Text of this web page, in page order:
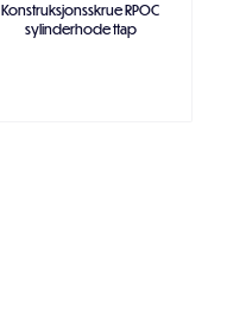
Konstruksjonsskrue RPOC
sylinderhode ttap